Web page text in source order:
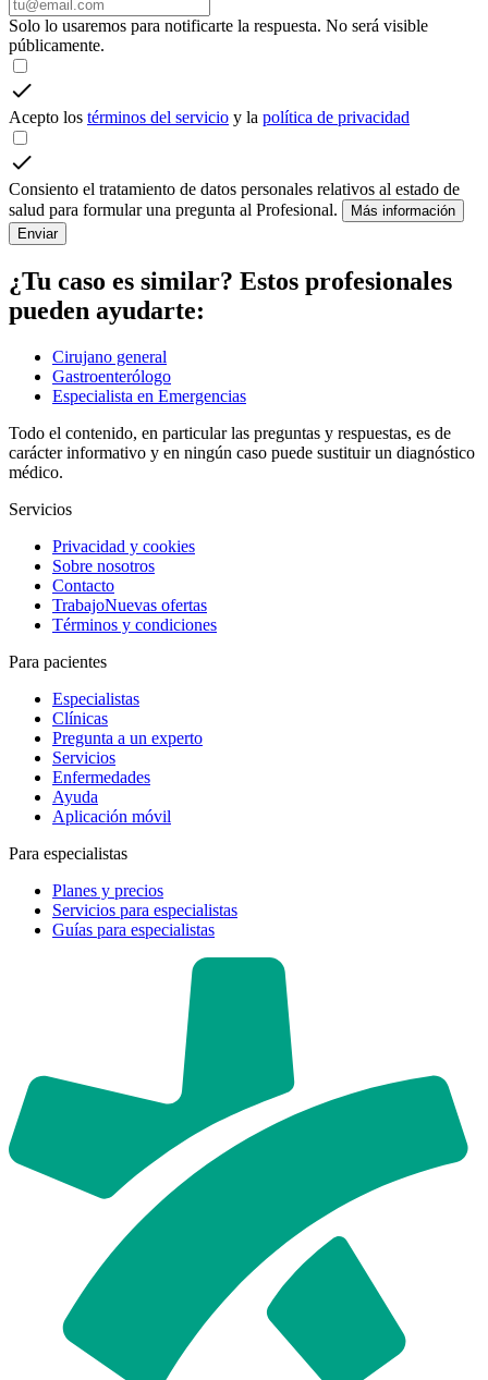
Solo lo usaremos para notificarte la respuesta. No será visible
públicamente.
Acepto los términos del servicio y la política de privacidad
Consiento el tratamiento de datos personales relativos al estado de
salud para formular una pregunta al Profesional.
Más información
Enviar
¿Tu caso es similar? Estos profesionales
pueden ayudarte:
Cirujano general
Gastroenterólogo
Especialista en Emergencias
Todo el contenido, en particular las preguntas y respuestas, es de
carácter informativo y en ningún caso puede sustituir un diagnóstico
médico.
Servicios
Privacidad y cookies
Sobre nosotros
Contacto
TrabajoNuevas ofertas
Términos y condiciones
Para pacientes
Especialistas
Clínicas
Pregunta a un experto
Servicios
Enfermedades
Ayuda
Aplicación móvil
Para especialistas
Planes y precios
Servicios para especialistas
Guías para especialistas